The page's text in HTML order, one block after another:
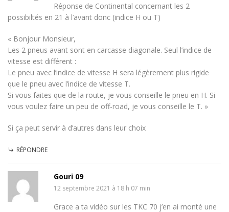
Réponse de Continental concernant les 2
possibiltés en 21 à l’avant donc (indice H ou T)
« Bonjour Monsieur,
Les 2 pneus avant sont en carcasse diagonale. Seul l’indice de
vitesse est différent :
Le pneu avec l’indice de vitesse H sera légèrement plus rigide
que le pneu avec l’indice de vitesse T.
Si vous faites que de la route, je vous conseille le pneu en H. Si
vous voulez faire un peu de off-road, je vous conseille le T. »
Si ça peut servir à d’autres dans leur choix
RÉPONDRE
Gouri 09
12 septembre 2021 à 18 h 07 min
Grace a ta vidéo sur les TKC 70 j’en ai monté une